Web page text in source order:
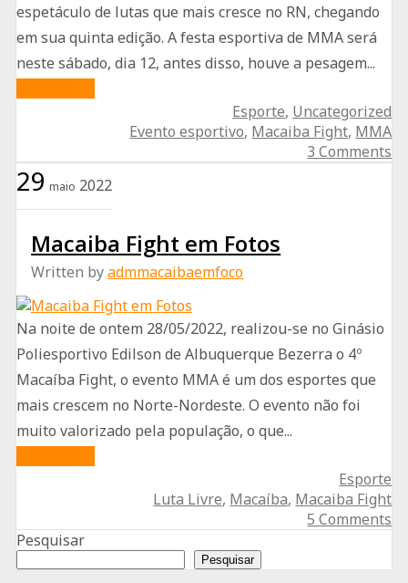
espetáculo de lutas que mais cresce no RN, chegando
em sua quinta edição. A festa esportiva de MMA será
neste sábado, dia 12, antes disso, houve a pesagem...
Fight
em
sua
5ª
edição
Esporte, Uncategorized
Evento esportivo, Macaiba Fight, MMA
3 Comments
29 maio 2022
Macaiba Fight em Fotos
Written byadmmacaibaemfoco
Na noite de ontem 28/05/2022, realizou-se no Ginásio
Poliesportivo Edilson de Albuquerque Bezerra o 4º
Macaíba Fight, o evento MMA é um dos esportes que
mais crescem no Norte-Nordeste. O evento não foi
muito valorizado pela população, o que...
em
Fotos
Esporte
Luta Livre, Macaíba, Macaiba Fight
5 Comments
Pesquisar
Pesquisar